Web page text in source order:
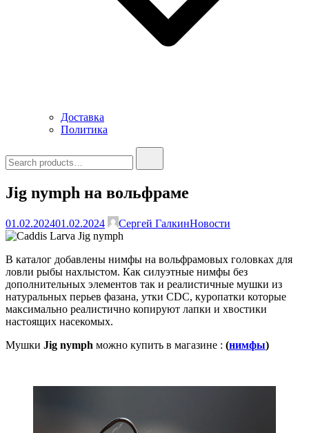
Доставка
Политика
for:
Jig nymph на вольфраме
01.02.202401.02.2024 Сергей ГалкинНовости
В каталог добавлены нимфы на вольфрамовых головках для
ловли рыбы нахлыстом. Как силуэтные нимфы без
дополнительных элементов так и реалистичные мушки из
натуральных перьев фазана, утки CDC, куропатки которые
максимально реалистично копируют лапки и хвостики
настоящих насекомых.
Мушки Jig nymph можно купить в магазине : (нимфы)